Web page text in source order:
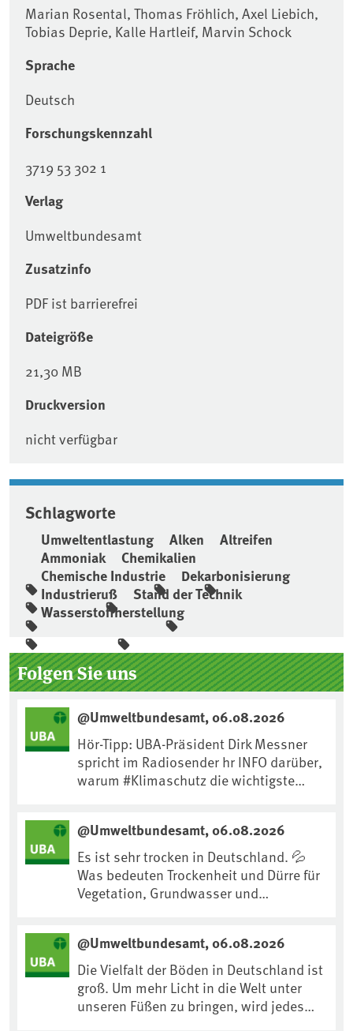
Marian Rosental, Thomas Fröhlich, Axel Liebich,
Tobias Deprie, Kalle Hartleif, Marvin Schock
Sprache
Deutsch
Forschungskennzahl
3719 53 302 1
Verlag
Umweltbundesamt
Zusatzinfo
PDF ist barrierefrei
Dateigröße
21,30 MB
Druckversion
nicht verfügbar
Schlagworte
Umweltentlastung Alken
Altreifen
Ammoniak
Chemikalien
Chemische Industrie
Dekarbonisierung
Industrieruß
Stand der Technik
Wasserstoffherstellung
Seitenleiste
Folgen Sie uns
@Umweltbundesamt, 06.08.2026
Hör-Tipp: UBA-Präsident Dirk Messner
spricht im Radiosender hr INFO darüber,
warum #Klimaschutz die wichtigste
https://www.ardsounds.de/episode/urn
:ard:episode:0e7cf1c4b819c26d/
@Umweltbundesamt, 06.08.2026
Es ist sehr trocken in Deutschland. 💦
Was bedeuten Trockenheit und Dürre für
Vegetation, Grundwasser und
anpassen?🤔Antworten auf diese und
weitere Fragen auf unserer Webseite:
www.uba.de/trockenheit #Trockenheit
#Klimawandel
@Umweltbundesamt, 06.08.2026
Die Vielfalt der Böden in Deutschland ist
groß. Um mehr Licht in die Welt unter
unseren Füßen zu bringen, wird jedes